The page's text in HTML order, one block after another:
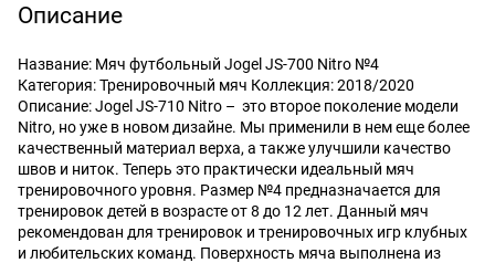
Описание
Название: Мяч футбольный Jogel JS-700 Nitro №4
Категория: Тренировочный мяч Коллекция: 2018/2020
Описание: Jogel JS-710 Nitro – это второе поколение модели
Nitro, но уже в новом дизайне. Мы применили в нем еще более
качественный материал верха, а также улучшили качество
швов и ниток. Теперь это практически идеальный мяч
тренировочного уровня. Размер №4 предназначается для
тренировок детей в возрасте от 8 до 12 лет. Данный мяч
рекомендован для тренировок и тренировочных игр клубных
и любительских команд. Поверхность мяча выполнена из